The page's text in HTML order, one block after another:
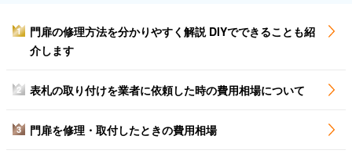
1
門扉の修理方法を分かりやすく解説 DIYでできることも紹
介します
2 表札の取り付けを業者に依頼した時の費用相場について
3 門扉を修理・取付したときの費用相場